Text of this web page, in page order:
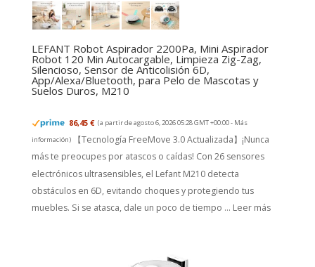
LEFANT Robot Aspirador 2200Pa, Mini Aspirador
Robot 120 Min Autocargable, Limpieza Zig-Zag,
Silencioso, Sensor de Anticolisión 6D,
App/Alexa/Bluetooth, para Pelo de Mascotas y
Suelos Duros, M210
86,45 € (a partir de agosto 6, 2026 05:28 GMT +00:00 - Más
información)
【Tecnología FreeMove 3.0 Actualizada】¡Nunca
más te preocupes por atascos o caídas! Con 26 sensores
electrónicos ultrasensibles, el Lefant M210 detecta
obstáculos en 6D, evitando choques y protegiendo tus
muebles. Si se atasca, dale un poco de tiempo ... Leer más